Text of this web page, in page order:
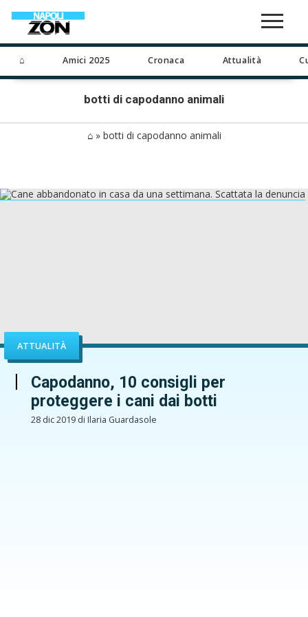
⌂ Amici 2025 Cronaca Attualità
botti di capodanno animali
⌂» botti di capodanno animali
ATTUALITÀ
Capodanno, 10 consigli per
proteggere i cani dai botti
28 dic 2019 di Ilaria Guardasole